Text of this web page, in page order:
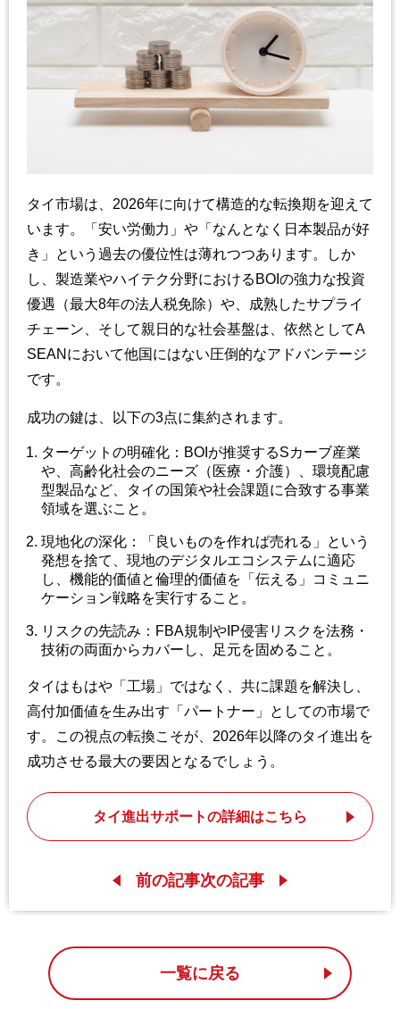
タイ市場は、2026年に向けて構造的な転換期を迎えて
います。「安い労働力」や「なんとなく日本製品が好
き」という過去の優位性は薄れつつあります。しか
し、製造業やハイテク分野におけるBOIの強力な投資
優遇（最大8年の法人税免除）や、成熟したサプライ
チェーン、そして親日的な社会基盤は、依然としてA
SEANにおいて他国にはない圧倒的なアドバンテージ
です。
成功の鍵は、以下の3点に集約されます。
ターゲットの明確化：BOIが推奨するSカーブ産業
や、高齢化社会のニーズ（医療・介護）、環境配慮
型製品など、タイの国策や社会課題に合致する事業
領域を選ぶこと。
現地化の深化：「良いものを作れば売れる」という
発想を捨て、現地のデジタルエコシステムに適応
し、機能的価値と倫理的価値を「伝える」コミュニ
ケーション戦略を実行すること。
リスクの先読み：FBA規制やIP侵害リスクを法務・
技術の両面からカバーし、足元を固めること。
タイはもはや「工場」ではなく、共に課題を解決し、
高付加価値を生み出す「パートナー」としての市場で
す。この視点の転換こそが、2026年以降のタイ進出を
成功させる最大の要因となるでしょう。
タイ進出サポートの詳細はこちら
前の記事次の記事
一覧に戻る